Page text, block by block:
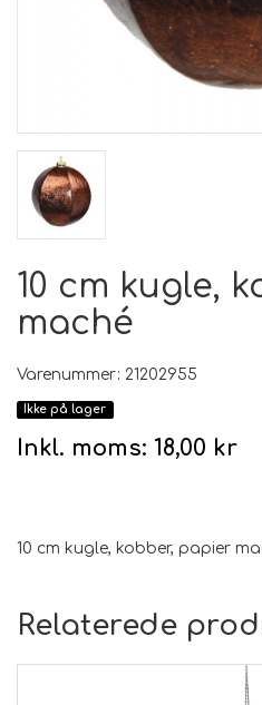
10 cm kugle,
maché
Varenummer: 21202955
Ikke på lager
Inkl. moms: 18,00 kr
10 cm kugle, kobber, papier
Relaterede